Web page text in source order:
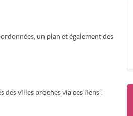
un plan et également des
des villes proches via ces liens :